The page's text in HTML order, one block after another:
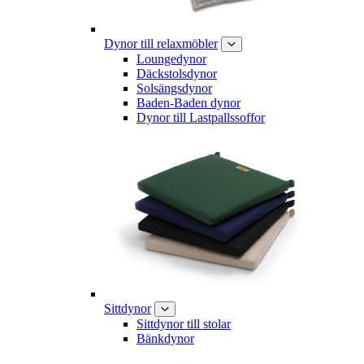
Dynor till relaxmöbler
Loungedynor
Däckstolsdynor
Solsängsdynor
Baden-Baden dynor
Dynor till Lastpallssoffor
Sittdynor
Sittdynor till stolar
Bänkdynor